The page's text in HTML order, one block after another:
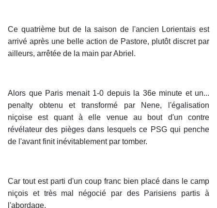
Ce quatrième but de la saison de l'ancien Lorientais est
arrivé après une belle action de Pastore, plutôt discret par
ailleurs, arrêtée de la main par Abriel.
Alors que Paris menait 1-0 depuis la 36e minute et un...
penalty obtenu et transformé par Nene, l'égalisation
niçoise est quant à elle venue au bout d'un contre
révélateur des pièges dans lesquels ce PSG qui penche
de l'avant finit inévitablement par tomber.
Car tout est parti d'un coup franc bien placé dans le camp
niçois et très mal négocié par des Parisiens partis à
l'abordage.